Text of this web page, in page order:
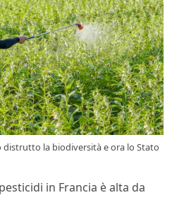
distrutto la biodiversità e ora lo Stato
in Francia è alta da